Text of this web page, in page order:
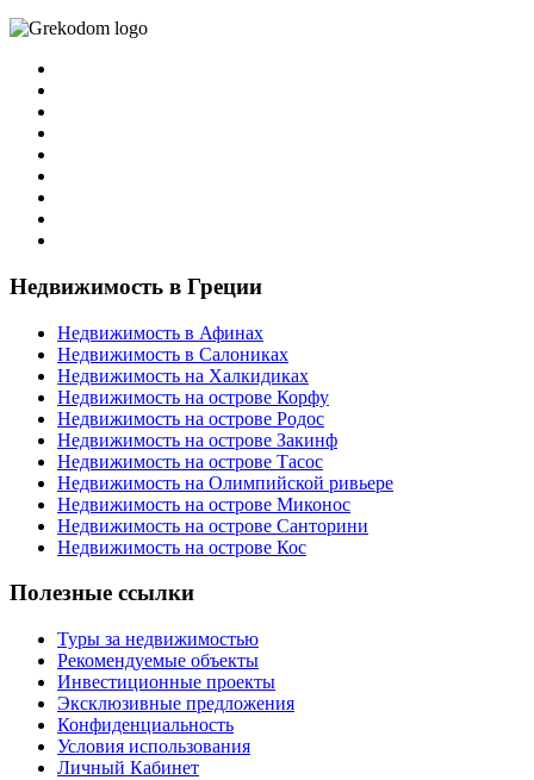
Недвижимость в Греции
Недвижимость в Афинах
Недвижимость в Салониках
Недвижимость на Халкидиках
Недвижимость на острове Корфу
Недвижимость на острове Родос
Недвижимость на острове Закинф
Недвижимость на острове Тасос
Недвижимость на Олимпийской ривьере
Недвижимость на острове Миконос
Недвижимость на острове Санторини
Недвижимость на острове Кос
Полезные ссылки
Туры за недвижимостью
Рекомендуемые объекты
Инвестиционные проекты
Эксклюзивные предложения
Конфиденциальность
Условия использования
Личный Кабинет